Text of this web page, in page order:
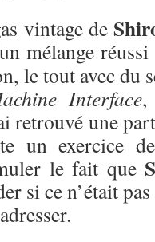
vintage de
mélange
le tout avec du
Interface,
retrouvé une
un exercice
le fait que
si ce n’était